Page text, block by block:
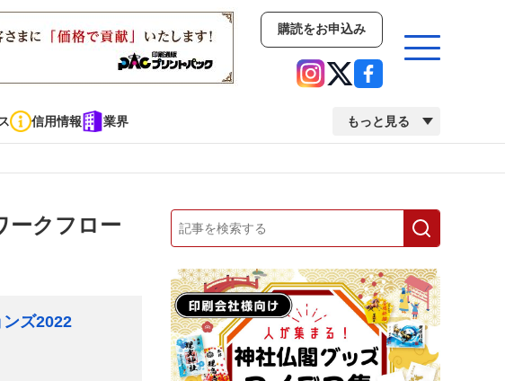
購読をお申込み
信用情報 業界 もっと見る
イベント
市場・統計 人事・移転・異動・訃報
中古印刷機・製本機特集
2022 検査・校正特集
ークフロー
ズ2022